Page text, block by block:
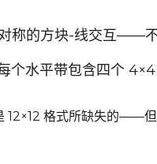
称的方块-线交互——
个水平带包含四个
格式所缺失的——